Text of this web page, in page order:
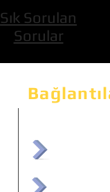
Sık Sorulan
Sorular